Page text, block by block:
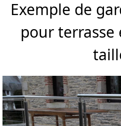
Exemple de
pour terrasse